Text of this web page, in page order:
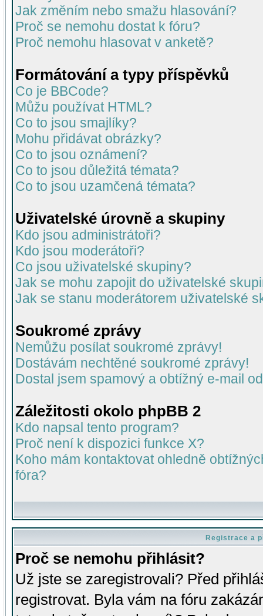
Jak změním nebo smažu hlasování?
Proč se nemohu dostat k fóru?
Proč nemohu hlasovat v anketě?
Formátování a typy příspěvků
Co je BBCode?
Můžu používat HTML?
Co to jsou smajlíky?
Mohu přidávat obrázky?
Co to jsou oznámení?
Co to jsou důležitá témata?
Co to jsou uzamčená témata?
Uživatelské úrovně a skupiny
Kdo jsou administrátoři?
Kdo jsou moderátoři?
Co jsou uživatelské skupiny?
Jak se mohu zapojit do uživatelské
Jak se stanu moderátorem uživatelské
Soukromé zprávy
Nemůžu posílat soukromé zprávy!
Dostávám nechtěné soukromé zprávy!
Dostal jsem spamový a obtížný e-mail
Záležitosti okolo phpBB 2
Kdo napsal tento program?
Proč není k dispozici funkce X?
Koho mám kontaktovat ohledně
fóra?
Registrace a
Proč se nemohu přihlásit?
Už jste se zaregistrovali? Před
registrovat. Byla vám na fóru